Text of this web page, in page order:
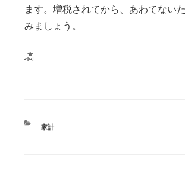
ます。増税されてから、あわてない
みましょう。
塙
家計